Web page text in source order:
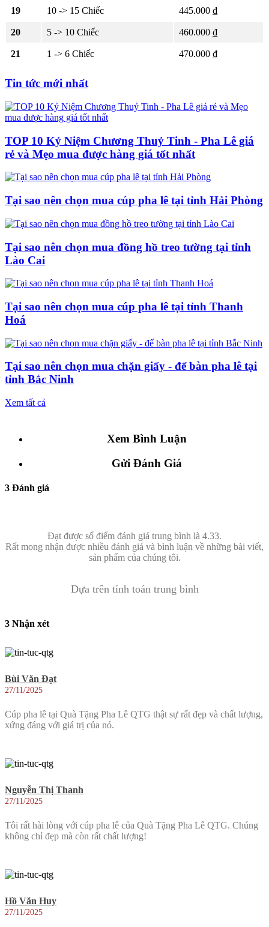
19 10 -> 15 Chiếc 445.000 ₫
20 5 -> 10 Chiếc 460.000 ₫
21 1 -> 6 Chiếc 470.000 ₫
Tin tức mới nhất
TOP 10 Kỷ Niệm Chương Thuỷ Tinh - Pha Lê giá
rẻ và Mẹo mua được hàng giá tốt nhất
Tại sao nên chọn mua cúp pha lê tại tỉnh Hải Phòng
Tại sao nên chọn mua đồng hồ treo tường tại tỉnh
Lào Cai
Tại sao nên chọn mua cúp pha lê tại tỉnh Thanh
Hoá
Tại sao nên chọn mua chặn giấy - để bàn pha lê tại
tỉnh Bắc Ninh
Xem tất cả
Xem Bình Luận
Gửi Đánh Giá
3 Đánh giá
Đạt được số điểm đánh giá trung bình là 4.33.
Rất mong nhận được nhiều đánh giá và bình luận về những bài viết,
sản phẩm của chúng tôi.
Dựa trên tính toán trung bình
3 Nhận xét
Bùi Văn Đạt
27/11/2025
Cúp pha lê tại Quà Tặng Pha Lê QTG thật sự rất đẹp và chất lượng,
xứng đáng với giá trị của nó.
Nguyễn Thị Thanh
27/11/2025
Tôi rất hài lòng với cúp pha lê của Quà Tặng Pha Lê QTG. Chúng
không chỉ đẹp mà còn rất chất lượng!
Hồ Văn Huy
27/11/2025